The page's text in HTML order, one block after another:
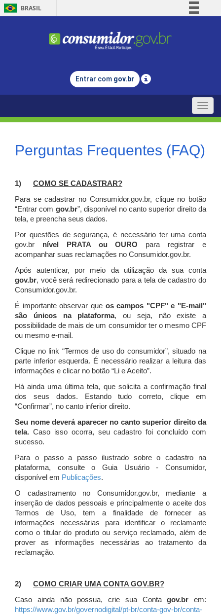
BRASIL
Comunica BR
Legislação
Entrar com gov.br
Toggle
Perguntas Frequentes (FAQ)
1) COMO SE CADASTRAR?
Para se cadastrar no Consumidor.gov.br, clique no botão
“Entrar com gov.br”, disponível no canto superior direito da
tela, e preencha seus dados.
Por questões de segurança, é necessário ter uma conta
gov.br nível PRATA ou OURO para registrar e
acompanhar suas reclamações no Consumidor.gov.br.
Após autenticar, por meio da utilização da sua conta
gov.br, você será redirecionado para a tela de cadastro do
Consumidor.gov.br.
É importante observar que os campos "CPF" e "E-mail"
são únicos na plataforma, ou seja, não existe a
possibilidade de mais de um consumidor ter o mesmo CPF
ou mesmo e-mail.
Clique no link “Termos de uso do consumidor”, situado na
parte inferior esquerda. É necessário realizar a leitura das
informações e clicar no botão “Li e Aceito”.
Há ainda uma última tela, que solicita a confirmação final
dos seus dados. Estando tudo correto, clique em
“Confirmar”, no canto inferior direito.
Seu nome deverá aparecer no canto superior direito da
tela. Caso isso ocorra, seu cadastro foi concluído com
sucesso.
Para o passo a passo ilustrado sobre o cadastro na
plataforma, consulte o Guia Usuário - Consumidor,
disponível em Publicações.
O cadastramento no Consumidor.gov.br, mediante a
inserção de dados pessoais e principalmente o aceite dos
Termos de Uso, tem a finalidade de fornecer as
informações necessárias para identificar o reclamante
como o titular do produto ou serviço reclamado, além de
prover as informações necessárias ao tratamento da
reclamação.
2) COMO CRIAR UMA CONTA GOV.BR?
Caso ainda não possua, crie sua Contagov.br em:
https://www.gov.br/governodigital/pt-br/conta-gov-br/conta-